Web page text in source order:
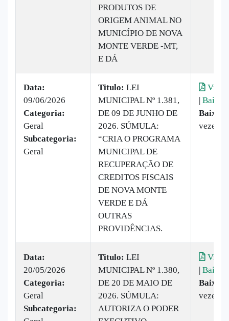
PRODUTOS DE
ORIGEM ANIMAL NO
MUNICÍPIO DE NOVA
MONTE VERDE -MT,
E DÁ
Data:
09/06/2026
Categoria:
Geral
Subcategoria:
Geral
Titulo: LEI
MUNICIPAL Nº 1.381,
DE 09 DE JUNHO DE
2026. SÚMULA:
“CRIA O PROGRAMA
MUNICIPAL DE
RECUPERAÇÃO DE
CREDITOS FISCAIS
DE NOVA MONTE
VERDE E DÁ
OUTRAS
PROVIDÊNCIAS.
| Baixar
vezes
Data:
20/05/2026
Categoria:
Geral
Subcategoria:
Titulo: LEI
MUNICIPAL Nº 1.380,
DE 20 DE MAIO DE
2026. SÚMULA:
AUTORIZA O PODER
| Baixar
vezes